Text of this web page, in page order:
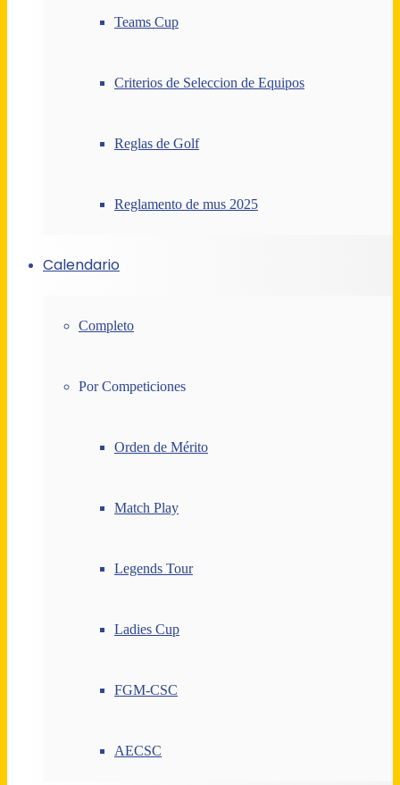
Teams Cup
Criterios de Seleccion de Equipos
Reglas de Golf
Reglamento de mus 2025
Calendario
Completo
Por Competiciones
Orden de Mérito
Match Play
Legends Tour
Ladies Cup
FGM-CSC
AECSC